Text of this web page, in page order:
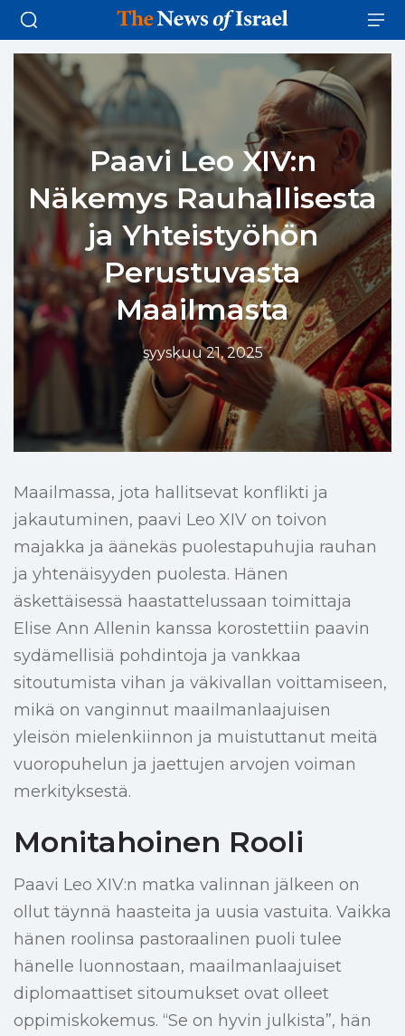
Paavi Leo XIV:n
Näkemys Rauhallisesta
ja Yhteistyöhön
Perustuvasta
Maailmasta
syyskuu 21, 2025
Maailmassa, jota hallitsevat konflikti ja
jakautuminen, paavi Leo XIV on toivon
majakka ja äänekäs puolestapuhujia rauhan
ja yhtenäisyyden puolesta. Hänen
äskettäisessä haastattelussaan toimittaja
Elise Ann Allenin kanssa korostettiin paavin
sydämellisiä pohdintoja ja vankkaa
sitoutumista vihan ja väkivallan voittamiseen,
mikä on vanginnut maailmanlaajuisen
yleisön mielenkiinnon ja muistuttanut meitä
vuoropuhelun ja jaettujen arvojen voiman
merkityksestä.
Monitahoinen Rooli
Paavi Leo XIV:n matka valinnan jälkeen on
ollut täynnä haasteita ja uusia vastuita. Vaikka
hänen roolinsa pastoraalinen puoli tulee
hänelle luonnostaan, maailmanlaajuiset
diplomaattiset sitoumukset ovat olleet
oppimiskokemus. “Se on hyvin julkista”, hän